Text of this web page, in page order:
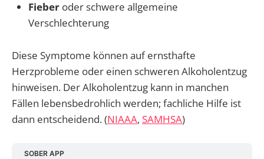
Fieber oder schwere allgemeine
Verschlechterung
Diese Symptome können auf ernsthafte
Herzprobleme oder einen schweren Alkoholentzug
hinweisen. Der Alkoholentzug kann in manchen
Fällen lebensbedrohlich werden; fachliche Hilfe ist
dann entscheidend. (NIAAA, SAMHSA)
SOBER APP